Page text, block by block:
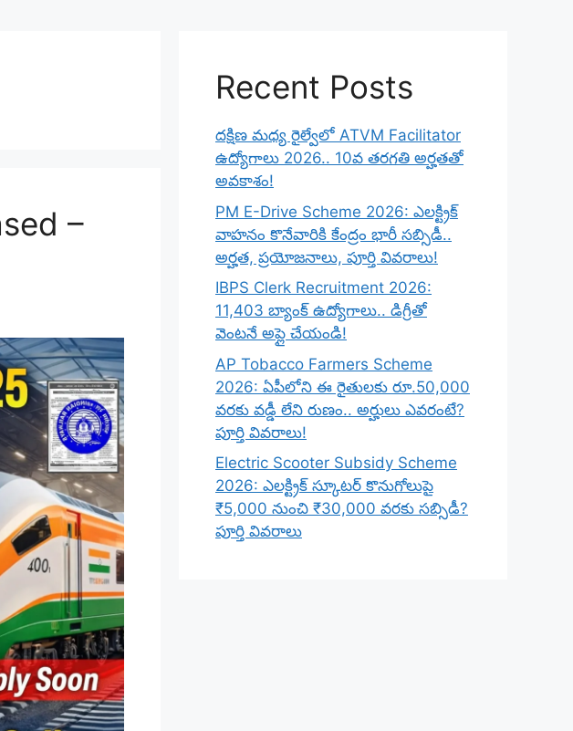
–
Recent Posts
దక్షిణ మధ్య రైల్వేలో ATVM Facilitator
ఉద్యోగాలు 2026.. 10వ తరగతి అర్హతతో
అవకాశం!
PM E-Drive Scheme 2026: ఎలక్ట్రిక్
వాహనం కొనేవారికి కేంద్రం భారీ సబ్సిడీ..
అర్హత, ప్రయోజనాలు, పూర్తి వివరాలు!
IBPS Clerk Recruitment 2026:
11,403 బ్యాంక్ ఉద్యోగాలు.. డిగ్రీతో
వెంటనే అప్లై చేయండి!
AP Tobacco Farmers Scheme
2026: ఏపీలోని ఈ రైతులకు రూ.50,000
వరకు వడ్డీ లేని రుణం.. అర్హులు ఎవరంటే?
పూర్తి వివరాలు!
Electric Scooter Subsidy Scheme
2026: ఎలక్ట్రిక్ స్కూటర్ కొనుగోలుపై
₹5,000 నుంచి ₹30,000 వరకు సబ్సిడీ?
పూర్తి వివరాలు